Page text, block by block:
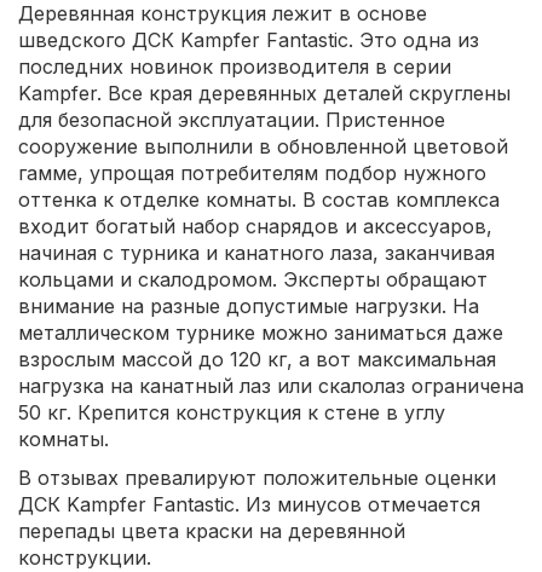
Деревянная конструкция лежит в основе
шведского ДСК Kampfer Fantastic. Это одна из
последних новинок производителя в серии
Kampfer. Все края деревянных деталей скруглены
для безопасной эксплуатации. Пристенное
сооружение выполнили в обновленной цветовой
гамме, упрощая потребителям подбор нужного
оттенка к отделке комнаты. В состав комплекса
входит богатый набор снарядов и аксессуаров,
начиная с турника и канатного лаза, заканчивая
кольцами и скалодромом. Эксперты обращают
внимание на разные допустимые нагрузки. На
металлическом турнике можно заниматься даже
взрослым массой до 120 кг, а вот максимальная
нагрузка на канатный лаз или скалолаз ограничена
50 кг. Крепится конструкция к стене в углу
комнаты.
В отзывах превалируют положительные оценки
ДСК Kampfer Fantastic. Из минусов отмечается
перепады цвета краски на деревянной
конструкции.